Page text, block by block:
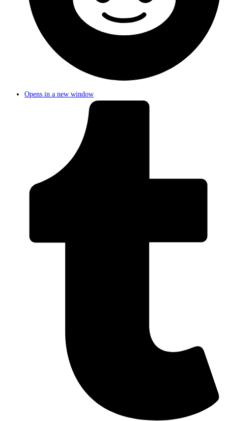
Opens in a new window